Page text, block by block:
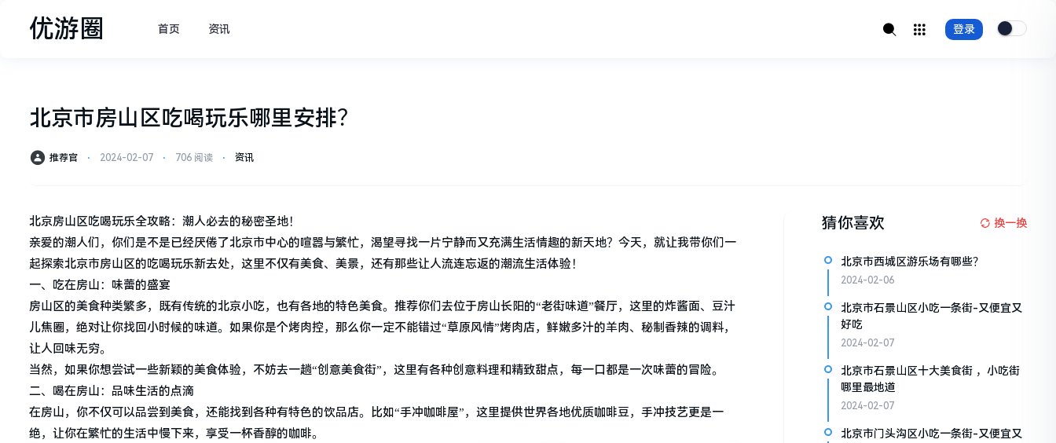
优游圈 首页 资讯 登录
北京市房山区吃喝玩乐哪里安排？
推荐官 ⋅ 2024-02-07 ⋅ 706 阅读 ⋅ 资讯
北京房山区吃喝玩乐全攻略：潮人必去的秘密圣地！
亲爱的潮人们，你们是不是已经厌倦了北京市中心的喧嚣与繁忙，渴望寻找一片宁静而又充满生活情趣的新天地？今天，就让我带你们一
起探索北京市房山区的吃喝玩乐新去处，这里不仅有美食、美景，还有那些让人流连忘返的潮流生活体验！
一、吃在房山：味蕾的盛宴
房山区的美食种类繁多，既有传统的北京小吃，也有各地的特色美食。推荐你们去位于房山长阳的“老街味道”餐厅，这里的炸酱面、豆汁
儿焦圈，绝对让你找回小时候的味道。如果你是个烤肉控，那么你一定不能错过“草原风情”烤肉店，鲜嫩多汁的羊肉、秘制香辣的调料，
让人回味无穷。
当然，如果你想尝试一些新颖的美食体验，不妨去一趟“创意美食街”，这里有各种创意料理和精致甜点，每一口都是一次味蕾的冒险。
二、喝在房山：品味生活的点滴
在房山，你不仅可以品尝到美食，还能找到各种有特色的饮品店。比如“手冲咖啡屋”，这里提供世界各地优质咖啡豆，手冲技艺更是一
绝，让你在繁忙的生活中慢下来，享受一杯香醇的咖啡。
猜你喜欢 换一换
北京市西城区游乐场有哪些？
2024-02-06
北京市石景山区小吃一条街-又便宜又
好吃
2024-02-07
北京市石景山区十大美食街 ，小吃街
哪里最地道
2024-02-07
北京市门头沟区小吃一条街-又便宜又